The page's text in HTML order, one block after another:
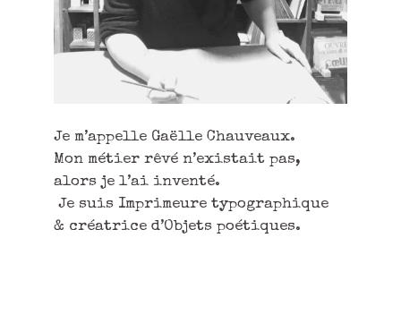
Je m’appelle Gaëlle Chauveaux.
Mon métier rêvé n’existait pas,
alors je l’ai inventé.
Je suis Imprimeure typographique
& créatrice d’Objets poétiques.